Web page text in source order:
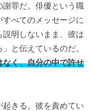
罪だ。俳優という職
べてのメッセージに
明しないまま、彼は
と伝えているのだ。
く、自分の中で許せ
きる。彼を責めてい